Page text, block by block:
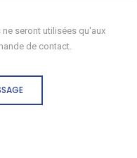
seront utilisées qu'aux
de contact.